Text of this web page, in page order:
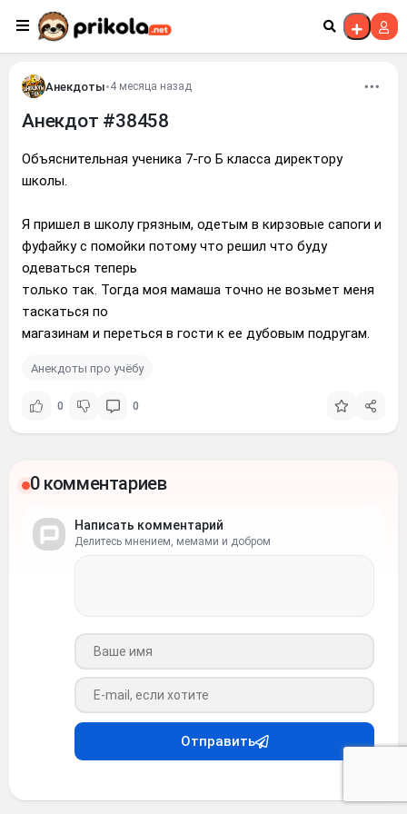
Перейти к контенту
Анекдоты•4 месяца назад
Анекдот #38458
Объяснительная ученика 7-го Б класса директору
школы.
Я пришел в школу грязным, одетым в кирзовые сапоги и
фуфайку с помойки потому что решил что буду
одеваться теперь
только так. Тогда моя мамаша точно не возьмет меня
таскаться по
магазинам и переться в гости к ее дубовым подругам.
Анекдоты про учёбу
0 0
0 комментариев
Написать комментарий
Делитесь мнением, мемами и добром
Ваше имя
Ваш e-mail
Отправить